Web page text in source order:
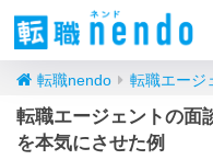
転職nendo 転職エージ
転職エージェントの面
を本気にさせた例